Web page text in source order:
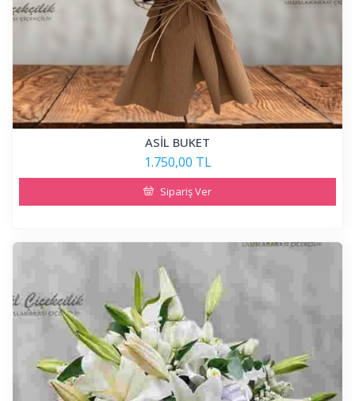
ASİL BUKET
1.750,00 TL
Sipariş Ver